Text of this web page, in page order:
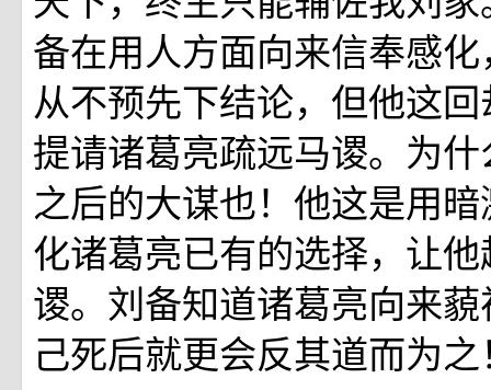
备在用人方面向来信奉感
从不预先下结论，但他这
提请诸葛亮疏远马谡。为
之后的大谋也！他这是用
化诸葛亮已有的选择，让
谡。刘备知道诸葛亮向来
己死后就更会反其道而为之